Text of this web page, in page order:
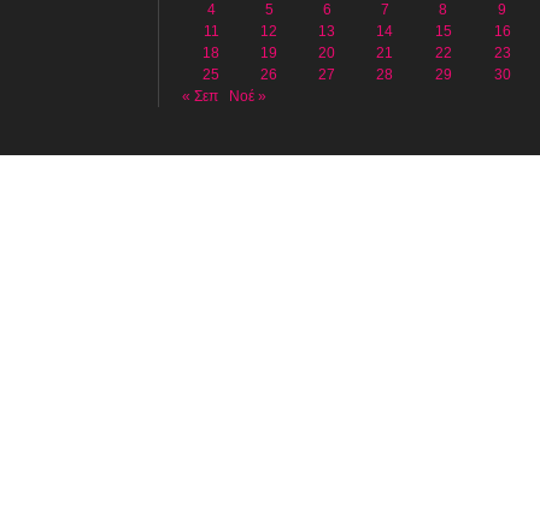
4
5 6 7 8
9
11
12 13 14 15
16
18
19 20 21 22
23
25
26 27 28 29
30
« Σεπ
Νοέ »